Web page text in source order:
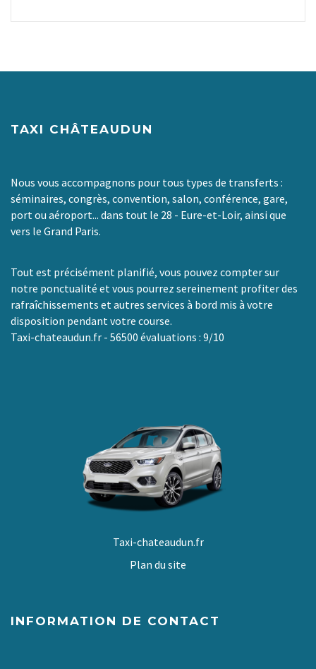
TAXI CHÂTEAUDUN
Nous vous accompagnons pour tous types de transferts :
séminaires, congrès, convention, salon, conférence, gare,
port ou aéroport... dans tout le 28 - Eure-et-Loir, ainsi que
vers le Grand Paris.
Tout est précisément planifié, vous pouvez compter sur
notre ponctualité et vous pourrez sereinement profiter des
rafraîchissements et autres services à bord mis à votre
disposition pendant votre course.
Taxi-chateaudun.fr - 56500 évaluations : 9/10
Taxi-chateaudun.fr
Plan du site
INFORMATION DE CONTACT